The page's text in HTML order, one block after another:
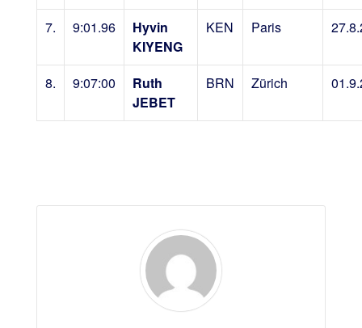
7. 9:01.96
Hyvin
KIYENG
KEN Paris
8. 9:07:00
Ruth
JEBET
BRN Zürich